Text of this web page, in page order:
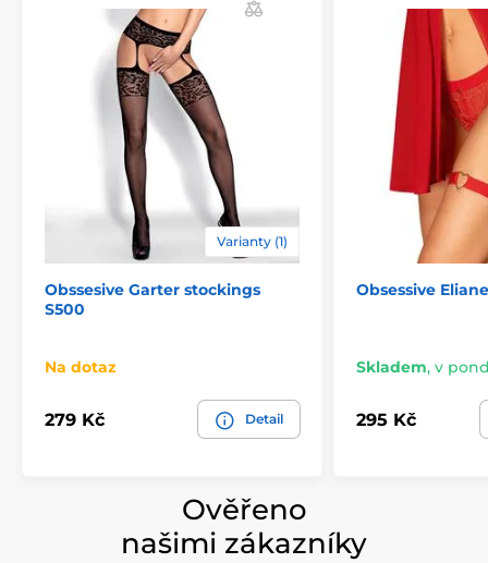
Varianty (1)
Obssesive Garter stockings
S500
Na dotaz
279 Kč Detail
Obsessive
Skladem, v
295 Kč
Ověřeno
našimi zákazníky